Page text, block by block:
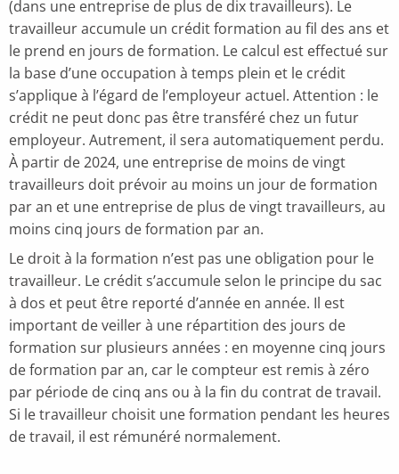
(dans une entreprise de plus de dix travailleurs). Le
travailleur accumule un crédit formation au fil des ans et
le prend en jours de formation. Le calcul est effectué sur
la base d’une occupation à temps plein et le crédit
s’applique à l’égard de l’employeur actuel. Attention : le
crédit ne peut donc pas être transféré chez un futur
employeur. Autrement, il sera automatiquement perdu.
À partir de 2024, une entreprise de moins de vingt
travailleurs doit prévoir au moins un jour de formation
par an et une entreprise de plus de vingt travailleurs, au
moins cinq jours de formation par an.
Le droit à la formation n’est pas une obligation pour le
travailleur. Le crédit s’accumule selon le principe du sac
à dos et peut être reporté d’année en année. Il est
important de veiller à une répartition des jours de
formation sur plusieurs années : en moyenne cinq jours
de formation par an, car le compteur est remis à zéro
par période de cinq ans ou à la fin du contrat de travail.
Si le travailleur choisit une formation pendant les heures
de travail, il est rémunéré normalement.